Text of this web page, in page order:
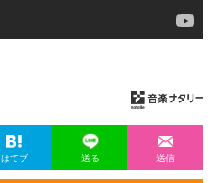
はてブ 送る 送信